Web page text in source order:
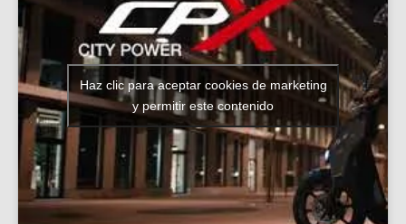
Haz clic para aceptar cookies de marketing
y permitir este contenido